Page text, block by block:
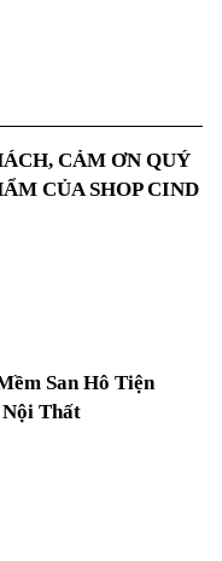
CẢM ƠN QUÝ
CỦA SHOP CIND
San Hô Tiện
Nội Thất